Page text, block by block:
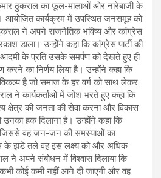
ठुकराल का फूल-मालाओं ओर नारेबाजी के
आयोजित कार्यक्रम में उपस्थित जनसमूह को
ने अपने राजनैतिक भविष्य और कांग्रेस
डाला। उन्होंने कहा कि कांग्रेस पार्टी की
के प्रति उसके समर्पण को देखते हुए ही
करने का निर्णय लिया है। उन्होंने कहा कि
है जो समाज के हर वर्ग को साथ लेकर
ने कार्यकर्ताओं में जोश भरते हुए कहा कि
क्षेत्र की जनता की सेवा करना और विकास
उनका हक दिलाना है। उन्होंने कहा कि
जिससे वह जन-जन की समस्याओं का
झंडे तले वह इस लक्ष्य को और अधिक
ने अपने संबोधन में विश्वास दिलाया कि
कोई कमी नहीं आने दी जाएगी और वह